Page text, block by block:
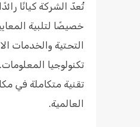
تُعدّ الشركة كيانًا
خصيصًا لتلبية
تكنولوجيا
تقنية متكاملة في
العالمية.